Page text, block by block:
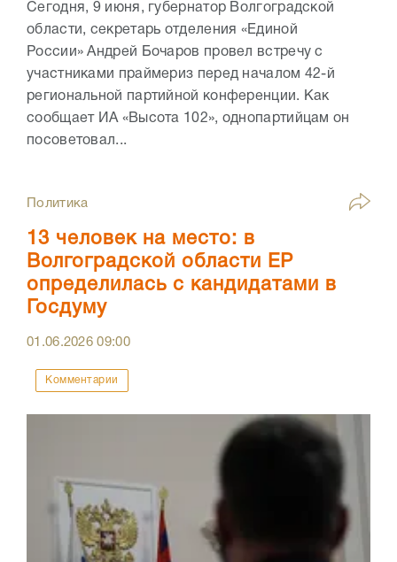
Сегодня, 9 июня, губернатор Волгоградской
области, секретарь отделения «Единой
России» Андрей Бочаров провел встречу с
участниками праймериз перед началом 42-й
региональной партийной конференции. Как
сообщает ИА «Высота 102», однопартийцам он
посоветовал...
Политика
13 человек на место: в
Волгоградской области ЕР
определилась с кандидатами в
Госдуму
01.06.202609:00
Комментарии